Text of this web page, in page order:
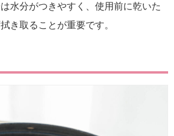
水分がつきやすく、使用前に乾いた
き取ることが重要です。